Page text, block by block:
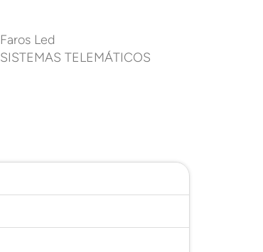
Faros Led
SISTEMAS TELEMÁTICOS